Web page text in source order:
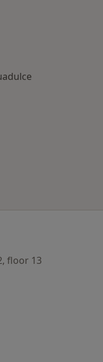
floor 13